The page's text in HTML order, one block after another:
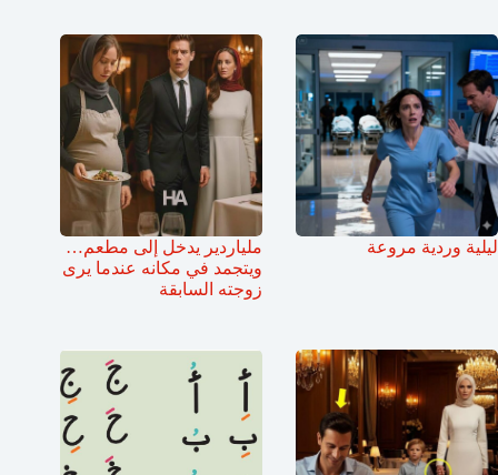
ليلية وردية مروعة
ملياردير يدخل إلى مطعم…
ويتجمد في مكانه عندما يرى
زوجته السابقة